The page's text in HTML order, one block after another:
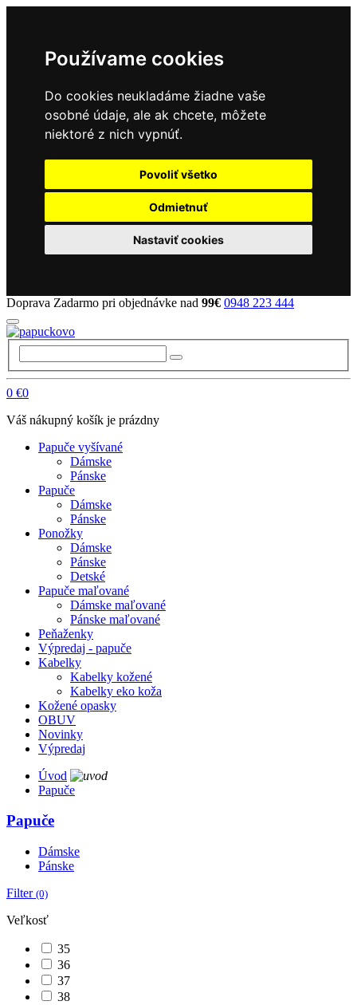
Používame cookies
Do cookies neukladáme žiadne vaše
osobné údaje, ale ak chcete, môžete
niektoré z nich vypnúť.
Povoliť všetko
Odmietnuť
Nastaviť cookies
Doprava Zadarmo pri objednávke nad 99€ 0948 223 444
0 €0
Váš nákupný košík je prázdny
Papuče vyšívané
Dámske
Pánske
Papuče
Dámske
Pánske
Ponožky
Dámske
Pánske
Detské
Papuče maľované
Dámske maľované
Pánske maľované
Peňaženky
Výpredaj - papuče
Kabelky
Kabelky kožené
Kabelky eko koža
Kožené opasky
OBUV
Novinky
Výpredaj
Úvod
Papuče
Papuče
Dámske
Pánske
Filter (0)
Veľkosť
35
36
37
38